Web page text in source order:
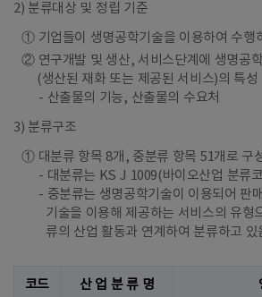
2) 분류대상 및 정립 기준
① 기업들이 생명공학기술을 이용하여 수행
② 연구개발 및 생산, 서비스단계에 생명공
(생산된 재화 또는 제공된 서비스)의 특성
산출물의 기능, 산출물의 수요처
3) 분류구조
① 대분류 항목 8개, 중분류 항목 51개로 구
대분류는 KS J 1009(바이오산업 분류
중분류는 생명공학기술이 이용되어 판
기술을 이용해 제공하는 서비스의 유형
류의 산업 활동과 연계하여 분류하고 있
코드 산 업 분 류 명